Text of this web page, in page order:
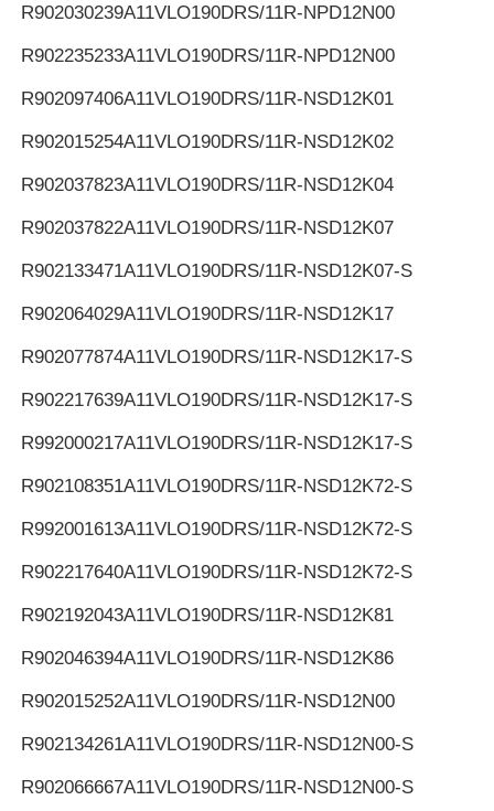
R902030239A11VLO190DRS/11R-NPD12N00
R902235233A11VLO190DRS/11R-NPD12N00
R902097406A11VLO190DRS/11R-NSD12K01
R902015254A11VLO190DRS/11R-NSD12K02
R902037823A11VLO190DRS/11R-NSD12K04
R902037822A11VLO190DRS/11R-NSD12K07
R902133471A11VLO190DRS/11R-NSD12K07-S
R902064029A11VLO190DRS/11R-NSD12K17
R902077874A11VLO190DRS/11R-NSD12K17-S
R902217639A11VLO190DRS/11R-NSD12K17-S
R992000217A11VLO190DRS/11R-NSD12K17-S
R902108351A11VLO190DRS/11R-NSD12K72-S
R992001613A11VLO190DRS/11R-NSD12K72-S
R902217640A11VLO190DRS/11R-NSD12K72-S
R902192043A11VLO190DRS/11R-NSD12K81
R902046394A11VLO190DRS/11R-NSD12K86
R902015252A11VLO190DRS/11R-NSD12N00
R902134261A11VLO190DRS/11R-NSD12N00-S
R902066667A11VLO190DRS/11R-NSD12N00-S